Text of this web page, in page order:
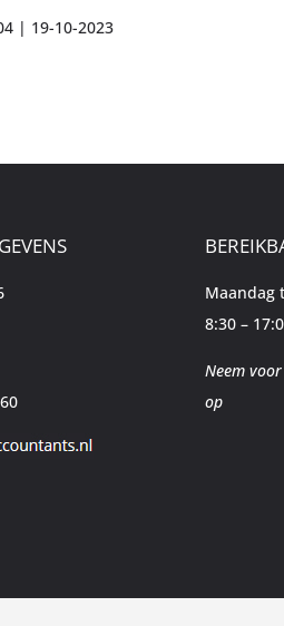
| 19-10-2023
Maandag
8:30 –
Neem
op